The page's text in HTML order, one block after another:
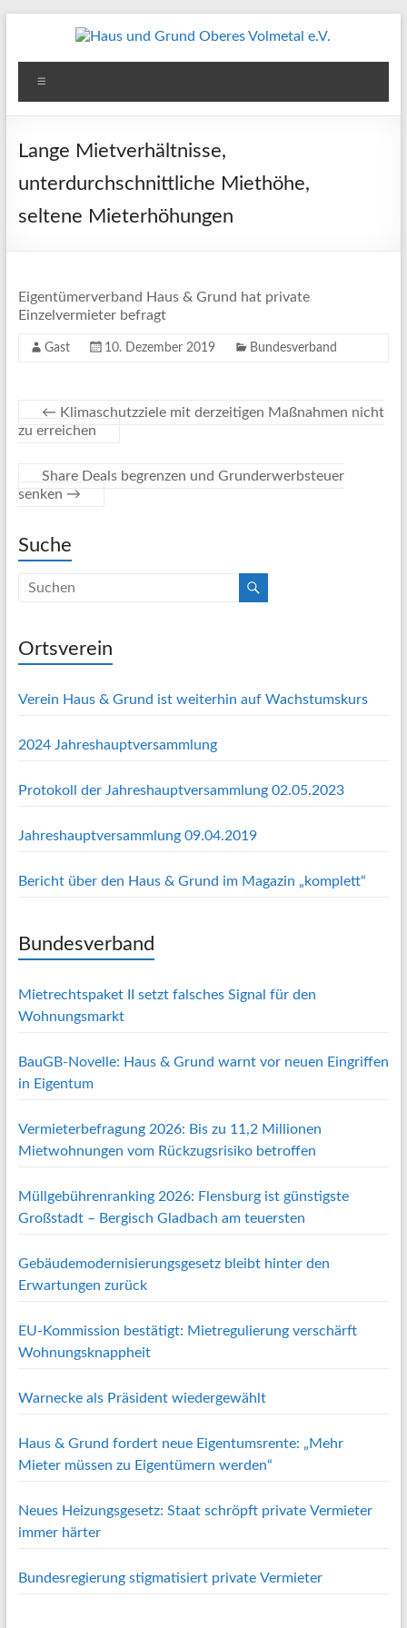
Haus
und
Grund
Oberes
Volmetal
Lange Mietverhältnisse,
unterdurchschnittliche Miethöhe,
seltene Mieterhöhungen
Eigentümerverband Haus & Grund hat private
Einzelvermieter befragt
Gast 10. Dezember 2019 Bundesverband
← Klimaschutzziele mit derzeitigen Maßnahmen nicht
zu erreichen
Share Deals begrenzen und Grunderwerbsteuer
senken →
Suche
Ortsverein
Verein Haus & Grund ist weiterhin auf Wachstumskurs
2024 Jahreshauptversammlung
Protokoll der Jahreshauptversammlung 02.05.2023
Jahreshauptversammlung 09.04.2019
Bericht über den Haus & Grund im Magazin „komplett“
Bundesverband
Mietrechtspaket II setzt falsches Signal für den
Wohnungsmarkt
BauGB-Novelle: Haus & Grund warnt vor neuen Eingriffen
in Eigentum
Vermieterbefragung 2026: Bis zu 11,2 Millionen
Mietwohnungen vom Rückzugsrisiko betroffen
Müllgebührenranking 2026: Flensburg ist günstigste
Großstadt – Bergisch Gladbach am teuersten
Gebäudemodernisierungsgesetz bleibt hinter den
Erwartungen zurück
EU-Kommission bestätigt: Mietregulierung verschärft
Wohnungsknappheit
Warnecke als Präsident wiedergewählt
Haus & Grund fordert neue Eigentumsrente: „Mehr
Mieter müssen zu Eigentümern werden“
Neues Heizungsgesetz: Staat schröpft private Vermieter
immer härter
Bundesregierung stigmatisiert private Vermieter